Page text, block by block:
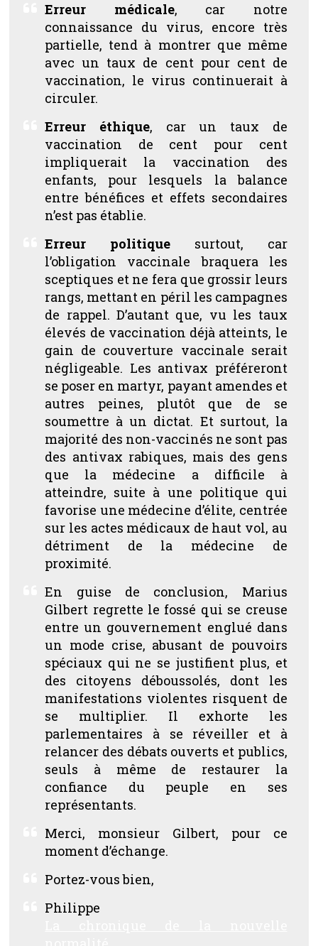
Erreur médicale, car notre
connaissance du virus, encore très
partielle, tend à montrer que même
avec un taux de cent pour cent de
vaccination, le virus continuerait à
circuler.
Erreur éthique, car un taux de
vaccination de cent pour cent
impliquerait la vaccination des
enfants, pour lesquels la balance
entre bénéfices et effets secondaires
n’est pas établie.
Erreur politique surtout, car
l’obligation vaccinale braquera les
sceptiques et ne fera que grossir leurs
rangs, mettant en péril les campagnes
de rappel. D’autant que, vu les taux
élevés de vaccination déjà atteints, le
gain de couverture vaccinale serait
négligeable. Les antivax préféreront
se poser en martyr, payant amendes et
autres peines, plutôt que de se
soumettre à un dictat. Et surtout, la
majorité des non-vaccinés ne sont pas
des antivax rabiques, mais des gens
que la médecine a difficile à
atteindre, suite à une politique qui
favorise une médecine d’élite, centrée
sur les actes médicaux de haut vol, au
détriment de la médecine de
proximité.
En guise de conclusion, Marius
Gilbert regrette le fossé qui se creuse
entre un gouvernement englué dans
un mode crise, abusant de pouvoirs
spéciaux qui ne se justifient plus, et
des citoyens déboussolés, dont les
manifestations violentes risquent de
se multiplier. Il exhorte les
parlementaires à se réveiller et à
relancer des débats ouverts et publics,
seuls à même de restaurer la
confiance du peuple en ses
représentants.
Merci, monsieur Gilbert, pour ce
moment d’échange.
Portez-vous bien,
Philippe